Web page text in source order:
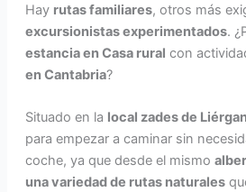
Hay rutas familiares, otros más
excursionistas experimentados.
estancia en Casa rural con
en Cantabria?
Situado en la local zades de
para empezar a caminar sin
coche, ya que desde el mismo
una variedad de rutas naturales